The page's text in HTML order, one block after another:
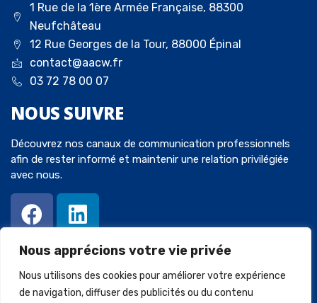
Nous apprécions votre vie privée
Nous utilisons des cookies pour améliorer votre expérience
de navigation, diffuser des publicités ou du contenu
1 Rue de la 1ère Armée Française, 88300
Neufchâteau
12 Rue Georges de la Tour, 88000 Épinal
contact@aacw.fr
03 72 78 00 07
NOUS SUIVRE
Découvrez nos canaux de communication professionnels
afin de rester informé et maintenir une relation privilégiée
avec nous.